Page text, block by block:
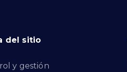
del sitio
y gestión